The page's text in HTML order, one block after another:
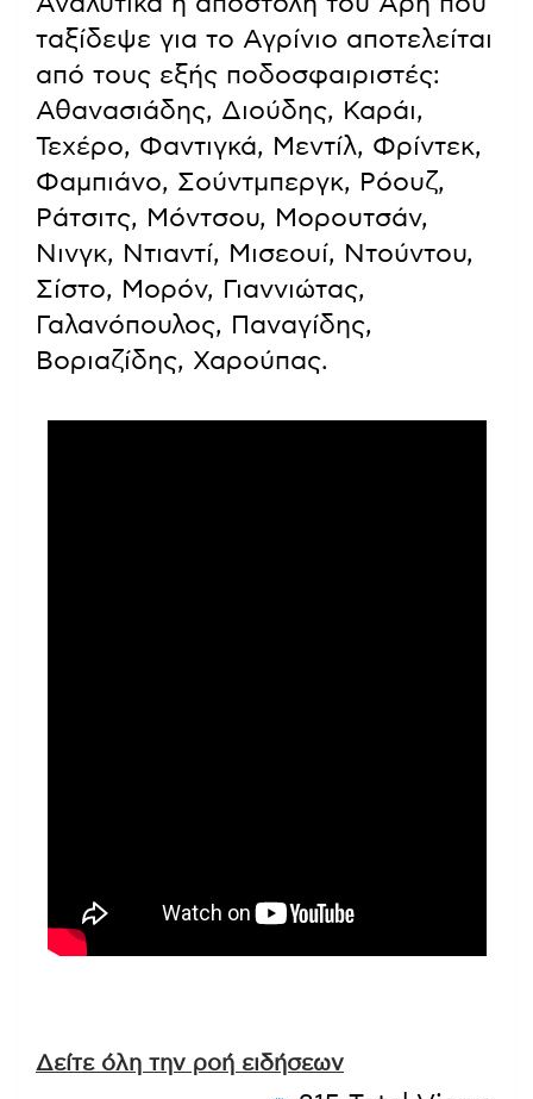
ταξίδεψε για το Αγρίνιο αποτελείται
από τους εξής ποδοσφαιριστές:
Αθανασιάδης, Διούδης, Καράι,
Τεχέρο, Φαντιγκά, Μεντίλ, Φρίντεκ,
Φαμπιάνο, Σούντμπεργκ, Ρόουζ,
Ράτσιτς, Μόντσου, Μορουτσάν,
Νινγκ, Ντιαντί, Μισεουί, Ντούντου,
Σίστο, Μορόν, Γιαννιώτας,
Γαλανόπουλος, Παναγίδης,
Βοριαζίδης, Χαρούπας.
Δείτε όλη την ροή ειδήσεων